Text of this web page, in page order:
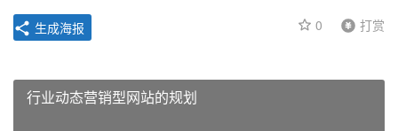
0 打赏
生成海报
行业动态营销型网站的规划